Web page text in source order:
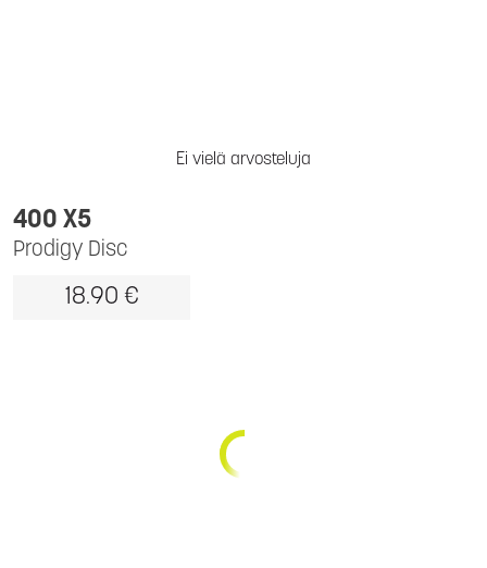
Ei vielä arvosteluja
Prodigy Disc
400 X5
18.90 €